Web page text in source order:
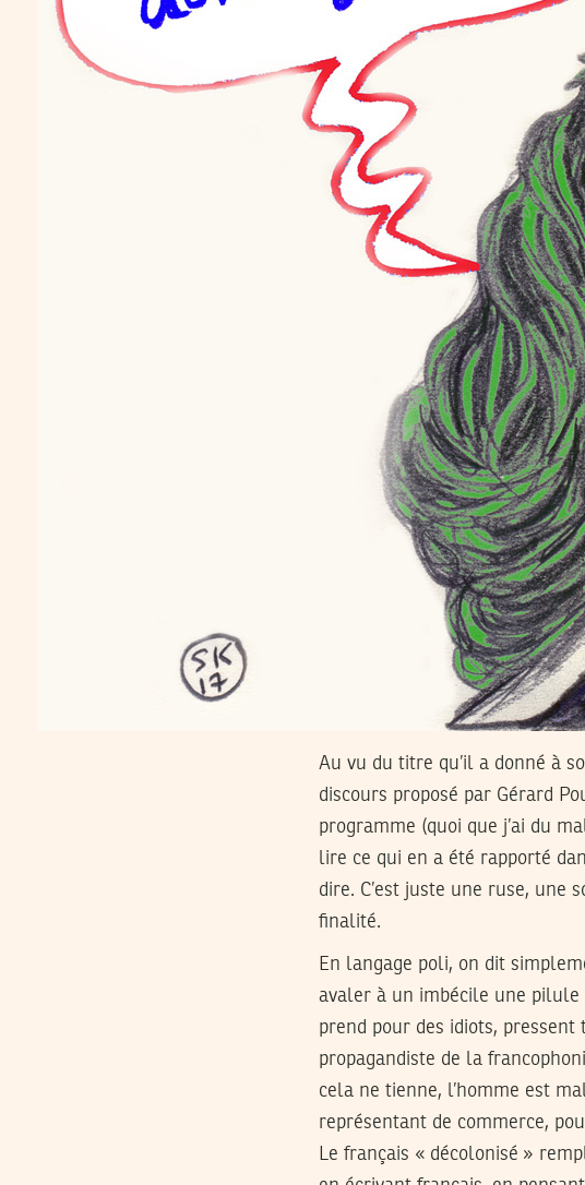
Au vu du titre qu’il a donné à
discours proposé par Gérard
programme (quoi que j’ai du
lire ce qui en a été rapporté
dire. C’est juste une ruse, une
finalité.
En langage poli, on dit
avaler à un imbécile une pilule
prend pour des idiots,
propagandiste de la
cela ne tienne, l’homme est
représentant de commerce,
Le français « décolonisé »